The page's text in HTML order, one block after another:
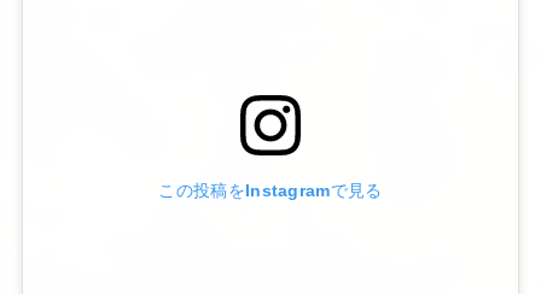
この投稿をInstagramで見る